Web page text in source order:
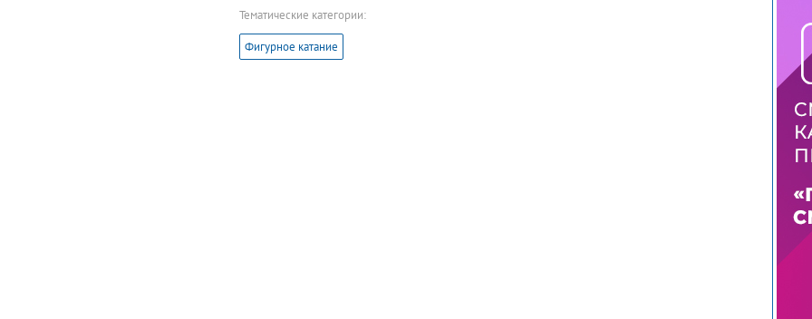
Тематические категории:
Фигурное катание